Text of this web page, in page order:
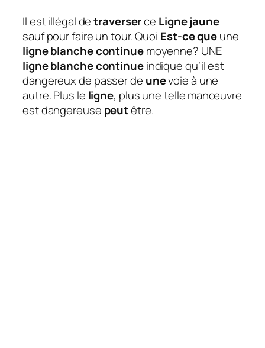
Il est illégal detraverserce Ligne jaune
sauf pour faire un tour. Quoi Est-ce queune
ligne blanche continuemoyenne? UNE
ligne blanche continueindique qu’il est
dangereux de passer de unevoie à une
autre. Plus le ligne, plus une telle manœuvre
est dangereuse peutêtre.